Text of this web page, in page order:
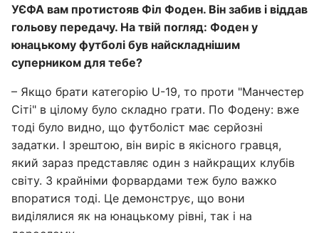
УЄФА вам протистояв Філ Фоден. Він забив і віддав
гольову передачу. На твій погляд: Фоден у
юнацькому футболі був найскладнішим
суперником для тебе?
– Якщо брати категорію U-19, то проти "Манчестер
Сіті" в цілому було складно грати. По Фодену: вже
тоді було видно, що футболіст має серйозні
задатки. І зрештою, він виріс в якісного гравця,
який зараз представляє один з найкращих клубів
світу. З крайніми форвардами теж було важко
впоратися тоді. Це демонструє, що вони
виділялися як на юнацькому рівні, так і на